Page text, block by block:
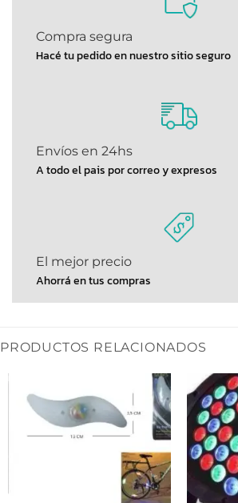
Compra segura
Hacé tu pedido en nuestro sitio seguro
Envíos en 24hs
A todo el pais por correo y expresos
El mejor precio
Ahorrá en tus compras
PRODUCTOS RELACIONADOS